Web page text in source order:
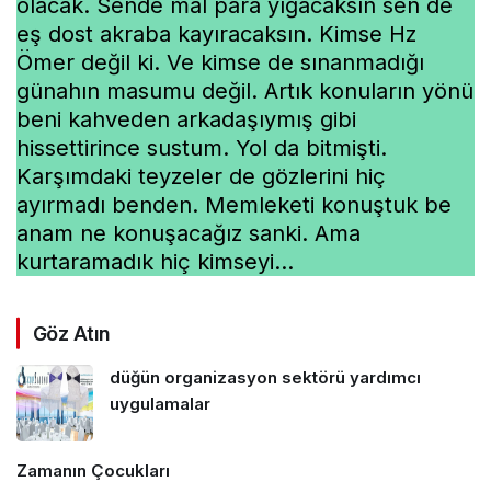
olacak. Sende mal para yığacaksın sen de
eş dost akraba kayıracaksın. Kimse Hz
Ömer değil ki. Ve kimse de sınanmadığı
günahın masumu değil. Artık konuların yönü
beni kahveden arkadaşıymış gibi
hissettirince sustum. Yol da bitmişti.
Karşımdaki teyzeler de gözlerini hiç
ayırmadı benden. Memleketi konuştuk be
anam ne konuşacağız sanki. Ama
kurtaramadık hiç kimseyi…
Göz Atın
düğün organizasyon sektörü yardımcı
uygulamalar
Zamanın Çocukları